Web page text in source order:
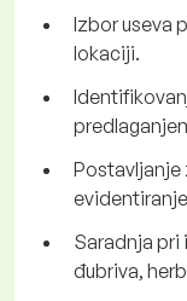
Izbor useva
lokaciji.
Postavljanje
Saradnja pri
đubriva,